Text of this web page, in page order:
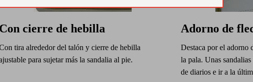
Con cierre de hebilla
tira alrededor del talón y cierre de hebilla
para sujetar más la sandalia al pie.
Adorno de
Destaca por el adorno
la pala. Unas
de diarios e ir a la